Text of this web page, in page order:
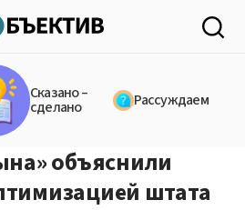
Сказано –
сделано Рассуждаем
объяснили
штата